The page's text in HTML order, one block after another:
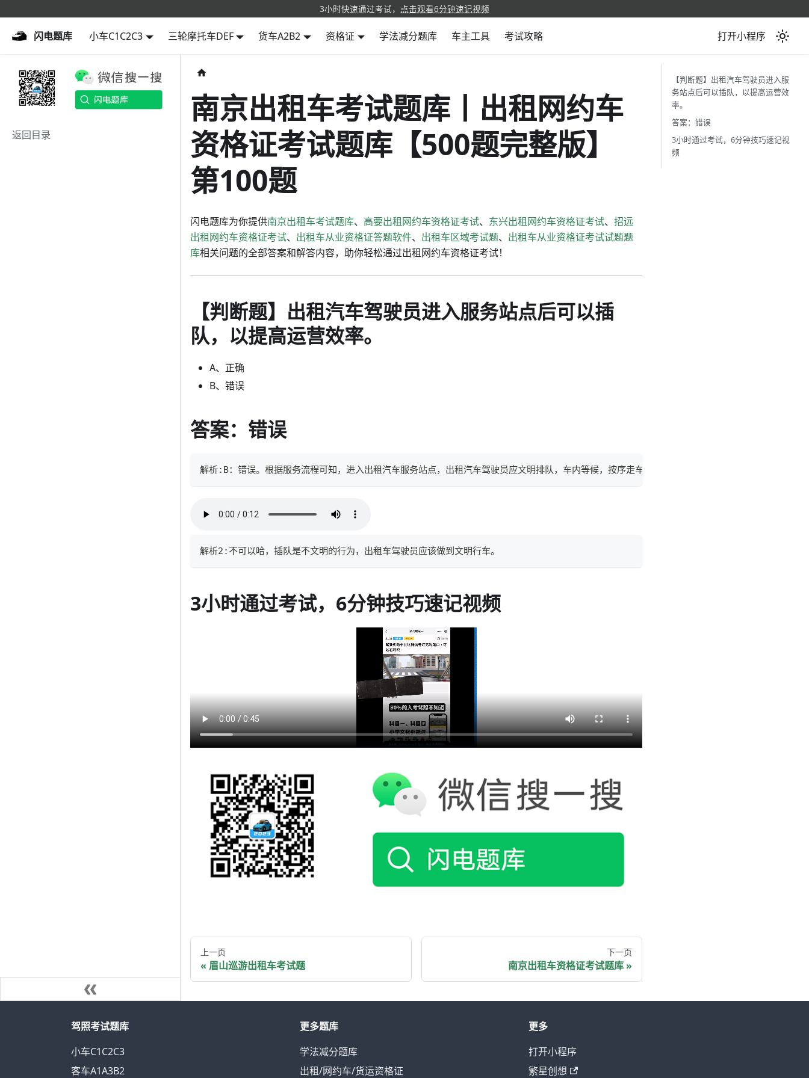
3小时快速通过考试， 点击观看6分钟速记视频
闪电题库 小车C1C2C3 三轮摩托车DEF 货车A2B2 资格证 学法减分题库 车主工具 考试攻略 打开小程序
闪电题库
返回目录
南京出租车考试题库丨出租网约车
资格证考试题库【500题完整版】
第100题
闪电题库为你提供南京出租车考试题库、 高要出租网约车资格证考试、 东兴出租网约车资格证考试、 招远
出租网约车资格证考试、 出租车从业资格证答题软件、 出租车区域考试题、 出租车从业资格证考试试题题
库相关问题的全部答案和解答内容，助你轻松通过出租网约车资格证考试！
【判断题】出租汽车驾驶员进入服务站点后可以插
队，以提高运营效率。
A、正确
B、错误
答案：错误
解析:B：错误。根据服务流程可知，进入出租汽车服务站点，出租汽车驾驶员应文明排队，车内等候，按序走车，服从引导调度，不得私自揽客。
解析2:不可以哈，插队是不文明的行为，出租车驾驶员应该做到文明行车。
3小时通过考试，6分钟技巧速记视频
上一页
眉山巡游出租车考试题
下一页
南京出租车资格证考试题库
【判断题】出租汽车驾驶员进入服
务站点后可以插队，以提高运营效
率。
答案：错误
3小时通过考试，6分钟技巧速记视
频
驾照考试题库
小车C1C2C3
客车A1A3B2
更多题库
学法减分题库
出租/网约车/货运资格证
更多
打开小程序
繁星创想